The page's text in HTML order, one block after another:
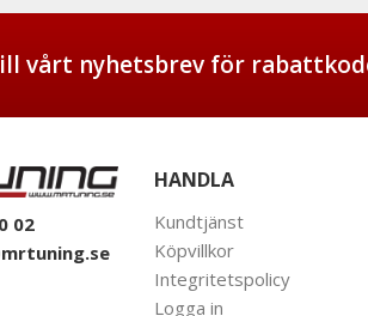
vårt nyhetsbrev för
02
HANDLA
Kundtjänst
Köpvillkor
Integritetspolicy
Logga in